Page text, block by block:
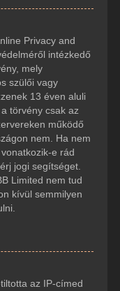
Privacy and
intézkedő
mely
szülői vagy
13 éven aluli
törvény csak az
működő
nem. Ha nem
e rád
jogi segítséget.
Limited nem tud
kívül semmilyen
az IP-címed